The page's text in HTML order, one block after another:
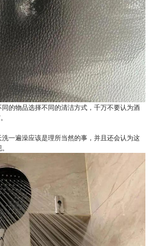
的物品选择不同的清洁方式，千万不要认为酒
一遍澡应该是理所当然的事，并且还会认为这